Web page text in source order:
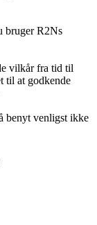
bruger R2Ns
vilkår fra tid til
til at godkende
benyt venligst ikke